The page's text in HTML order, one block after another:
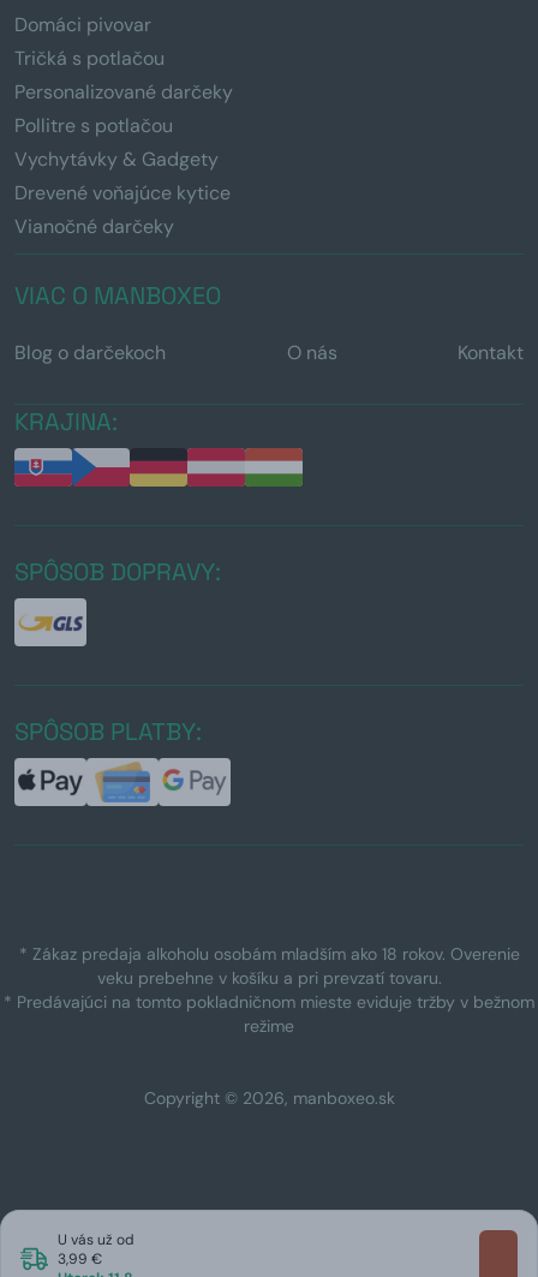
U vás už od
3,99 €
Domáci pivovar
Tričká s potlačou
Personalizované darčeky
Pollitre s potlačou
Vychytávky & Gadgety
Drevené voňajúce kytice
Vianočné darčeky
VIAC O MANBOXEO
Blog o darčekoch O nás Kontakt
KRAJINA:
SPÔSOB DOPRAVY:
SPÔSOB PLATBY:
* Zákaz predaja alkoholu osobám mladším ako 18 rokov. Overenie
veku prebehne v košíku a pri prevzatí tovaru.
* Predávajúci na tomto pokladničnom mieste eviduje tržby v bežnom
režime
Copyright © 2026, manboxeo.sk